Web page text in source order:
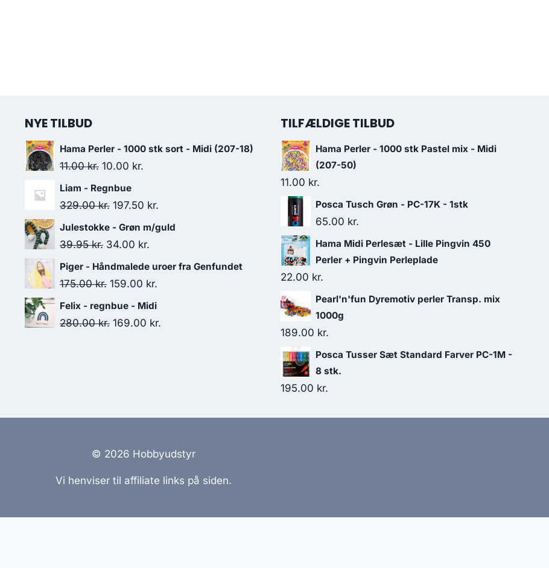
NYE TILBUD
Hama Perler - 1000 stk sort - Midi (207-18)
11.00kr. 10.00 kr.
Liam - Regnbue
329.00kr. 197.50 kr.
Julestokke - Grøn m/guld
39.95kr. 34.00 kr.
Piger - Håndmalede uroer fra Genfundet
175.00kr. 159.00 kr.
Felix - regnbue - Midi
280.00kr. 169.00 kr.
TILFÆLDIGE TILBUD
Hama Perler - 1000 stk Pastel mix - Midi
(207-50)
11.00 kr.
Posca Tusch Grøn - PC-17K - 1stk
65.00 kr.
Hama Midi Perlesæt - Lille Pingvin 450
Perler + Pingvin Perleplade
22.00 kr.
Pearl'n'fun Dyremotiv perler Transp. mix
1000g
189.00 kr.
Posca Tusser Sæt Standard Farver PC-1M -
8 stk.
195.00 kr.
© 2026 Hobbyudstyr
Vi henviser til affiliate links på siden.